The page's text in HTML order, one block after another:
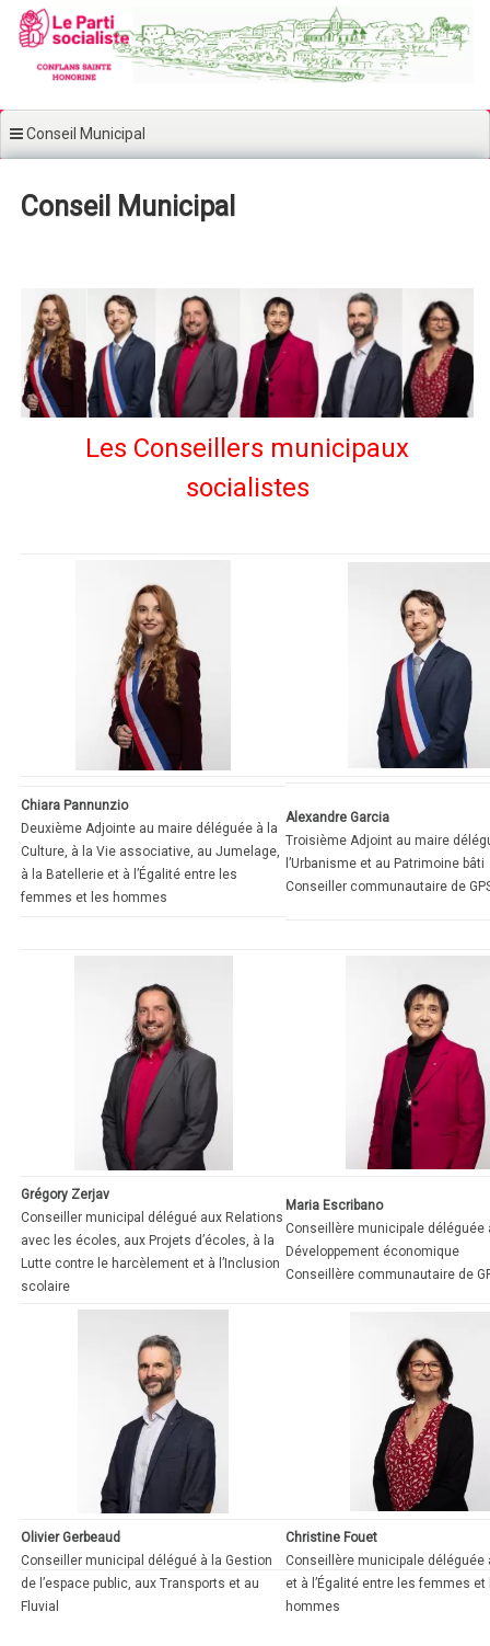
Aller au contenu principal
Conseil Municipal
Conseil Municipal
Les Conseillers municipaux
socialistes
Chiara Pannunzio
Deuxième Adjointe au maire déléguée à la
Culture, à la Vie associative, au Jumelage,
à la Batellerie et à l’Égalité entre les
femmes et les hommes
Alexandre Garcia
Troisième Adjoint au maire
l’Urbanisme et au Patrimoine bâti
Conseiller communautaire de
Grégory Zerjav
Conseiller municipal délégué aux Relations
avec les écoles, aux Projets d’écoles, à la
Lutte contre le harcèlement et à l’Inclusion
scolaire
Maria Escribano
Conseillère municipale déléguée
Développement économique
Conseillère communautaire de
Olivier Gerbeaud
Conseiller municipal délégué à la Gestion
de l’espace public, aux Transports et au
Fluvial
Christine Fouet
Conseillère municipale déléguée
et à l’Égalité entre les femmes et
hommes